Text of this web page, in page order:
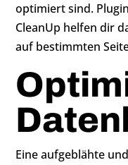
optimiert sind.
CleanUp helfen dir
auf bestimmten
Eine aufgeblähte